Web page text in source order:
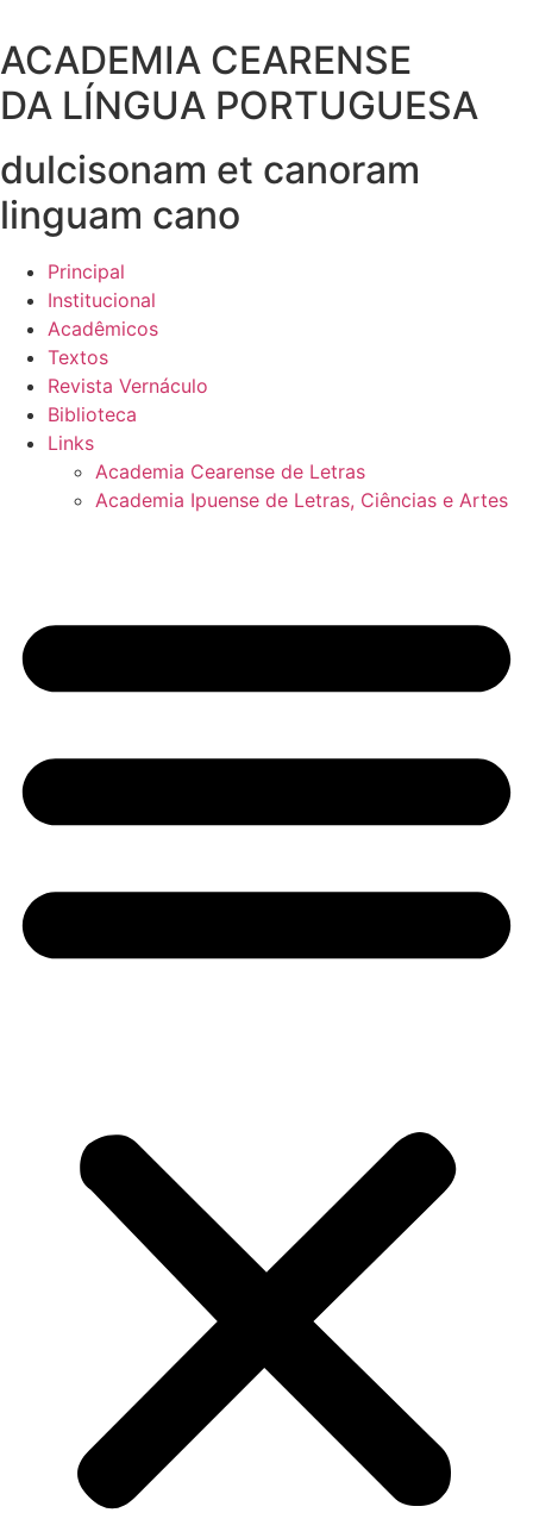
para
o
conteúdo
ACADEMIA CEARENSE
DA LÍNGUA PORTUGUESA
dulcisonam et canoram
linguam cano
Principal
Institucional
Acadêmicos
Textos
Revista Vernáculo
Biblioteca
Links
Academia Cearense de Letras
Academia Ipuense de Letras, Ciências e Artes